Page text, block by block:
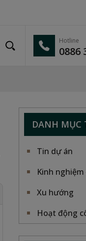
Hotline
0886
DANH MỤC
Tin dự án
Kinh nghiệm
Xu hướng
Hoạt động